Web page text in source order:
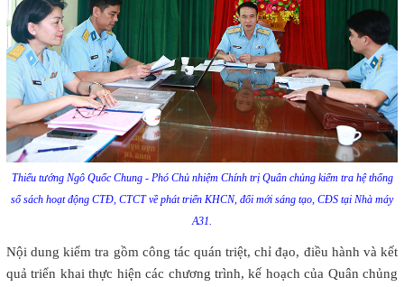
Thiếu tướng Ngô Quốc Chung - Phó Chủ nhiệm Chính trị Quân chủng kiểm tra hệ thống
sổ sách hoạt động CTĐ, CTCT về phát triển KHCN, đổi mới sáng tạo, CĐS tại Nhà máy
A31.
Nội dung kiểm tra gồm công tác quán triệt, chỉ đạo, điều hành và kết
quả triển khai thực hiện các chương trình, kế hoạch của Quân chủng